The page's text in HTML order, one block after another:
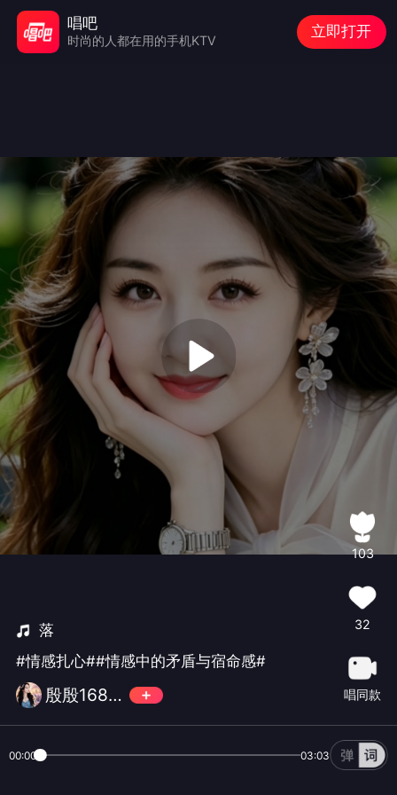
落
#情感扎心##情感中的矛盾与宿命感#
殷殷168🎵
103
32
唱同款
00:00 03:03
唱吧
时尚的人都在用的手机KTV
立即打开